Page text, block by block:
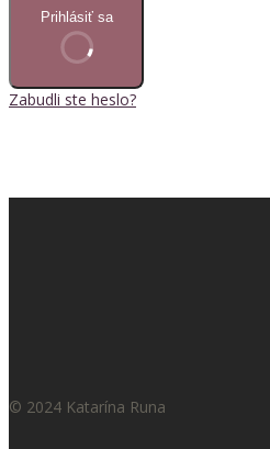
Prihlásiť sa
Zabudli ste heslo?
© 2024 Katarína Runa